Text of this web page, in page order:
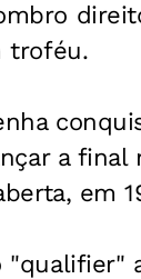
troféu.
a
em
"qualifier"